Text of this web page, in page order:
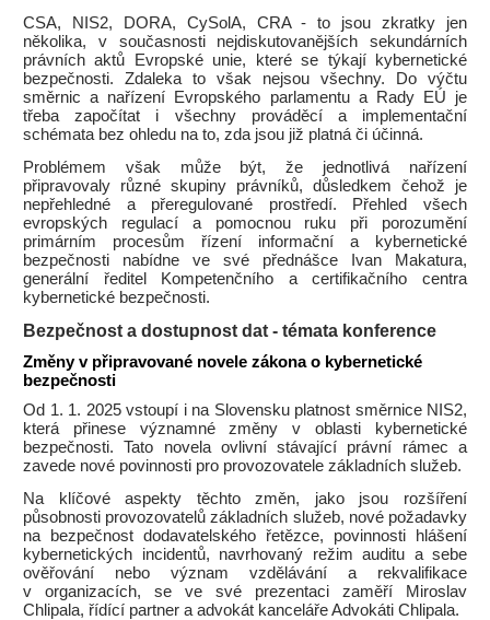
CSA, NIS2, DORA, CySolA, CRA - to jsou zkratky jen
několika, v současnosti nejdiskutovanějších sekundárních
právních aktů Evropské unie, které se týkají kybernetické
bezpečnosti. Zdaleka to však nejsou všechny. Do výčtu
směrnic a nařízení Evropského parlamentu a Rady EÚ je
třeba započítat i všechny prováděcí a implementační
schémata bez ohledu na to, zda jsou již platná či účinná.
Problémem však může být, že jednotlivá nařízení
připravovaly různé skupiny právníků, důsledkem čehož je
nepřehledné a přeregulované prostředí. Přehled všech
evropských regulací a pomocnou ruku při porozumění
primárním procesům řízení informační a kybernetické
bezpečnosti nabídne ve své přednášce Ivan Makatura,
generální ředitel Kompetenčního a certifikačního centra
kybernetické bezpečnosti.
Bezpečnost a dostupnost dat - témata konference
Změny v připravované novele zákona o kybernetické
bezpečnosti
Od 1. 1. 2025 vstoupí i na Slovensku platnost směrnice NIS2,
která přinese významné změny v oblasti kybernetické
bezpečnosti. Tato novela ovlivní stávající právní rámec a
zavede nové povinnosti pro provozovatele základních služeb.
Na klíčové aspekty těchto změn, jako jsou rozšíření
působnosti provozovatelů základních služeb, nové požadavky
na bezpečnost dodavatelského řetězce, povinnosti hlášení
kybernetických incidentů, navrhovaný režim auditu a sebe
ověřování nebo význam vzdělávání a rekvalifikace
v organizacích, se ve své prezentaci zaměří Miroslav
Chlipala, řídící partner a advokát kanceláře Advokáti Chlipala.